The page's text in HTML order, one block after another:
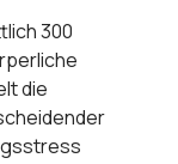
300
die